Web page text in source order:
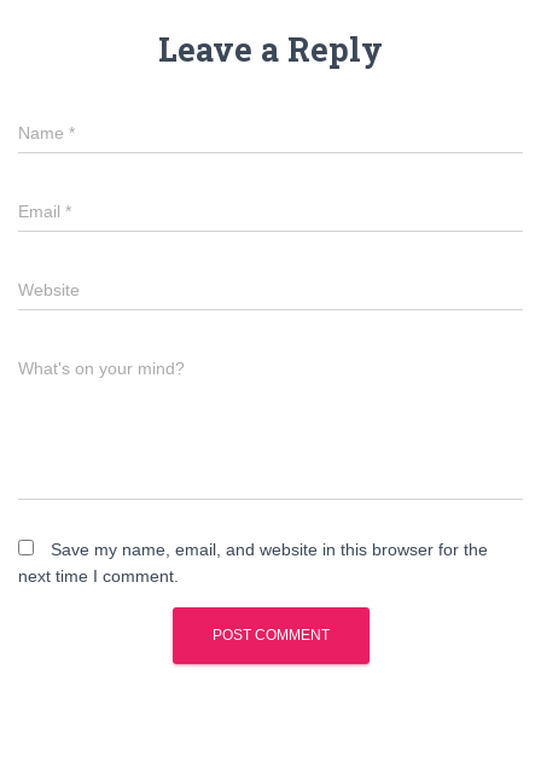
Leave a Reply
Name *
Email *
Website
What's on your mind?
Save my name, email, and website in this browser for the
next time I comment.